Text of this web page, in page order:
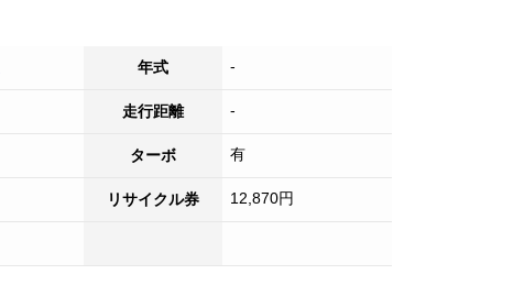
ートクルーズ機能で、長距離ドライビング
■ ドライバーの安全を考慮したエアバッ
しています。
イッチとアドブルー対応。
年式 -
走行距離 -
ターボ 有
リサイクル券 12,870円